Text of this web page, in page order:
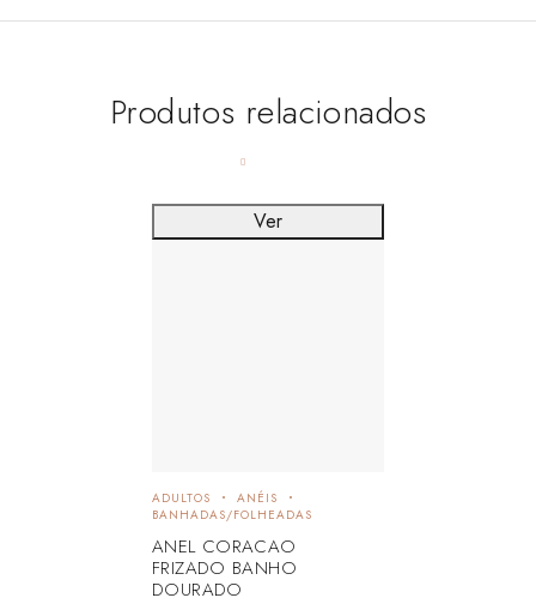
Produtos relacionados
ADULTOS
ANÉIS
BANHADAS/FOLHEADAS
ANEL CORACAO
FRIZADO BANHO
DOURADO
Ver